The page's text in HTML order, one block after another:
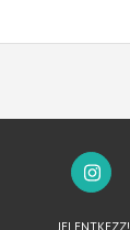
JELENTKEZZ!